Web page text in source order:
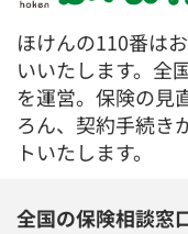
ほけんの110番は
いいたします。全
を運営。保険の見
ろん、契約手続き
トいたします。
全国の保険相談窓